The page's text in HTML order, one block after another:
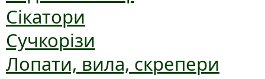
Сікатори
Сучкорізи
Лопати, вила, скрепери